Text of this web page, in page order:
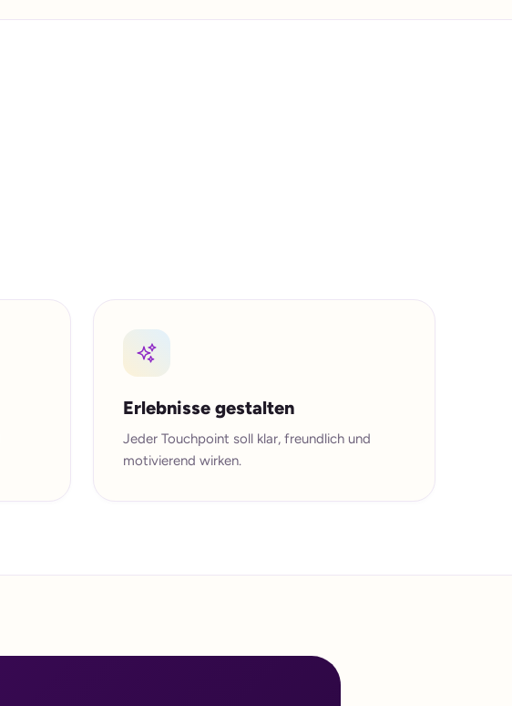
Erlebnisse gestalten
Jeder Touchpoint soll klar, freundlich und
motivierend wirken.